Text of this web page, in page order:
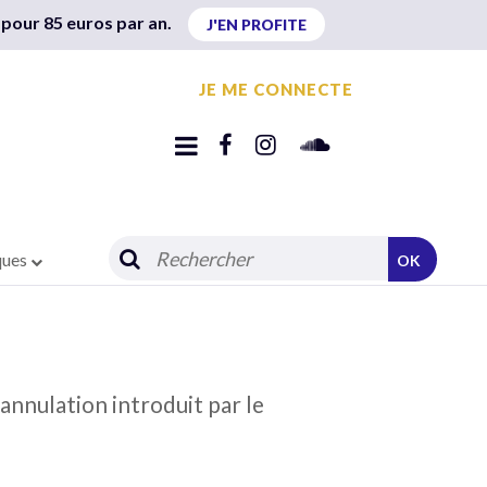
85 euros par an. J'EN PROFITE
JE ME CONNECTE
OK
introduit par le